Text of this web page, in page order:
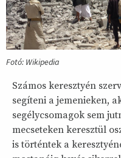
Fotó: Wikipedia
Számos keresztyén
segíteni a jemenieken,
segélycsomagok sem
mecseteken keresztül
is történtek a